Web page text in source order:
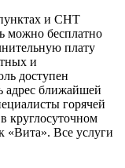
и СНТ
можно бесплатно
плату
и
доступен
адрес ближайшей
горячей
круглосуточном
«Вита». Все услуги